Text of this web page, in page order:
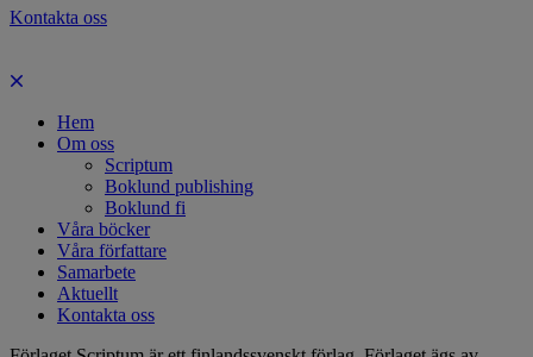
Kontakta oss
Hem
Om oss
Scriptum
Boklund publishing
Boklund fi
Våra böcker
Våra författare
Samarbete
Aktuellt
Kontakta oss